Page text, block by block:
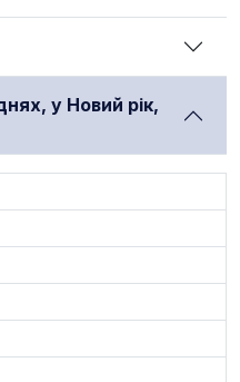
у Новий рік,